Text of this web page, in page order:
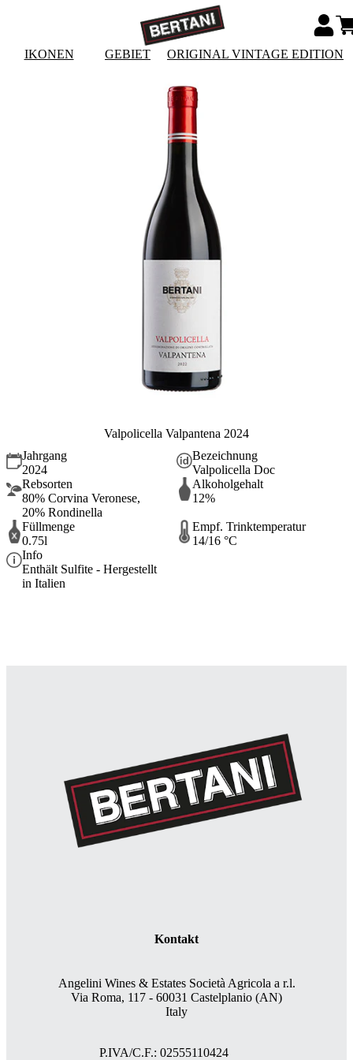
IKONEN GEBIET ORIGINAL VINTAGE EDITION
Valpolicella Valpantena 2024
Jahrgang
2024
Bezeichnung
Valpolicella Doc
Rebsorten
80% Corvina Veronese,
20% Rondinella
Alkoholgehalt
12%
Füllmenge
0.75l
Empf. Trinktemperatur
14/16 °C
Info
Enthält Sulfite - Hergestellt
in Italien
Kontakt
Angelini Wines & Estates Società Agricola a r.l.
Via Roma, 117 - 60031 Castelplanio (AN)
Italy
P.IVA/C.F.: 02555110424